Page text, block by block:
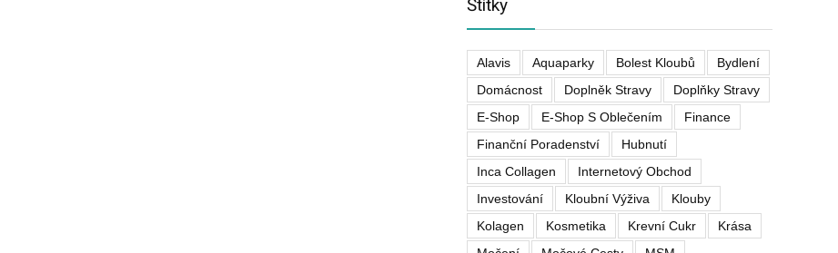
Štítky
Alavis Aquaparky Bolest Kloubů
Bydlení
Domácnost
Doplněk Stravy
Doplňky Stravy
E-Shop
E-Shop S Oblečením
Finance
Finanční Poradenství
Hubnutí
Inca Collagen
Internetový Obchod
Investování
Kloubní Výživa
Klouby
Kolagen
Kosmetika Krevní Cukr
Krása